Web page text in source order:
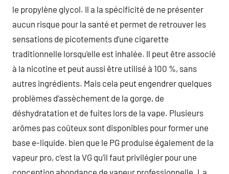
le propylène glycol. Il a la spécificité de ne présenter
aucun risque pour la santé et permet de retrouver les
sensations de picotements d’une cigarette
traditionnelle lorsqu’elle est inhalée. Il peut être associé
à la nicotine et peut aussi être utilisé à 100 %, sans
autres ingrédients. Mais cela peut engendrer quelques
problèmes d’assèchement de la gorge, de
déshydratation et de fuites lors de la vape. Plusieurs
arômes pas coûteux sont disponibles pour former une
base e-liquide. bien que le PG produise également de la
vapeur pro, c’est la VG qu’il faut privilégier pour une
conception abondance de vapeur professionnelle. La